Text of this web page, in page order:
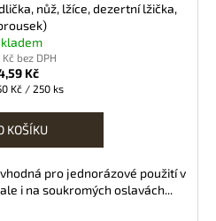
nůž, lžíce, dezertní lžička,
Kč bez DPH
Kč
Kč / 250 ks
KOŠÍKU
pro jednorázové použití v
i na soukromých oslavách...